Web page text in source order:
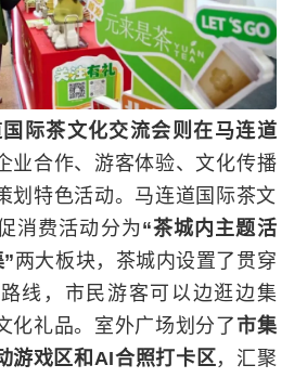
际茶文化交流会则在马连道
业合作、游客体验、文化传播
划特色活动。马连道国际茶文
消费活动分为“茶城内主题活
两大板块，茶城内设置了贯穿
线，市民游客可以边逛边集
化礼品。室外广场划分了市集
游戏区和AI合照打卡区，汇聚